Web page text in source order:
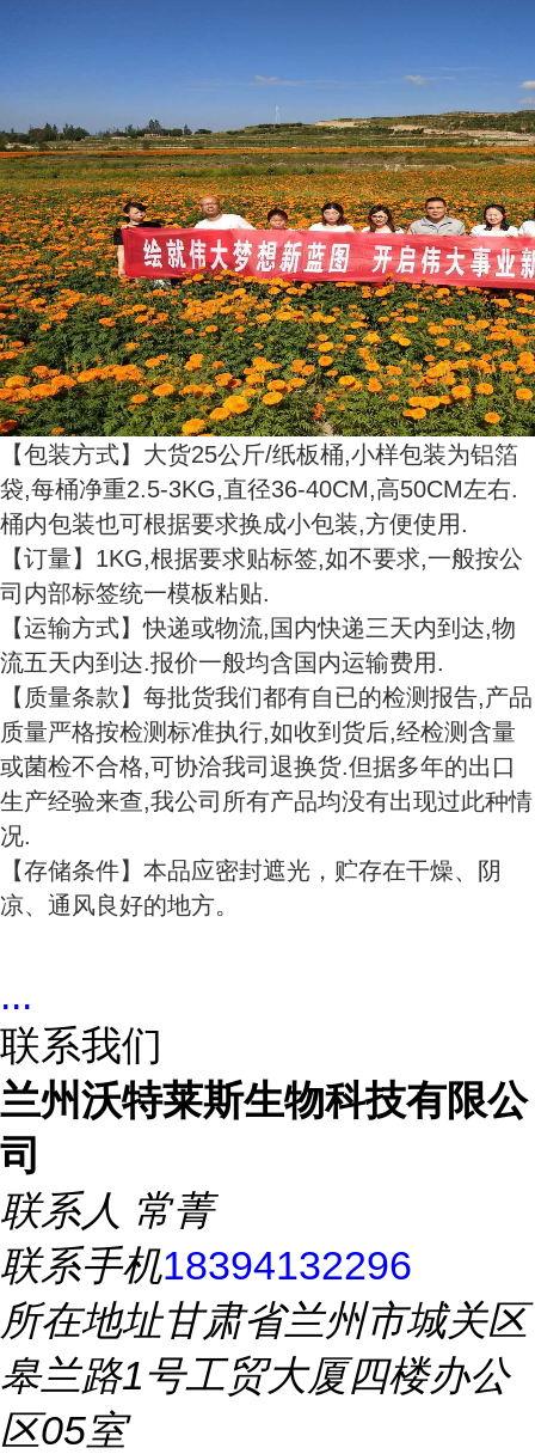
【包装方式】大货25公斤/纸板桶,小样包装为铝箔
袋,每桶净重2.5-3KG,直径36-40CM,高50CM左右.
桶内包装也可根据要求换成小包装,方便使用.
【订量】1KG,根据要求贴标签,如不要求,一般按公
司内部标签统一模板粘贴.
【运输方式】快递或物流,国内快递三天内到达,物
流五天内到达.报价一般均含国内运输费用.
【质量条款】每批货我们都有自已的检测报告,产品
质量严格按检测标准执行,如收到货后,经检测含量
或菌检不合格,可协洽我司退换货.但据多年的出口
生产经验来查,我公司所有产品均没有出现过此种情
况.
【存储条件】本品应密封遮光，贮存在干燥、阴
凉、通风良好的地方。
...
联系我们
兰州沃特莱斯生物科技有限公
司
联系人 常菁
联系手机18394132296
所在地址甘肃省兰州市城关区
皋兰路1号工贸大厦四楼办公
区05室